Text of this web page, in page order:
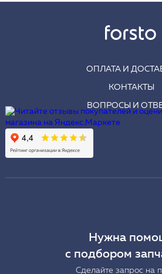
ОПЛАТА И
КОНТАКТЫ
ВОПРОСЫ И
Нужна
с подбором
Сделайте запрос на